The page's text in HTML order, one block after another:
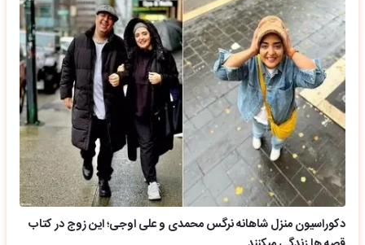
دکوراسیون منزل شاهانه نرگس محمدی و علی اوجی؛ این زوج در کتاب